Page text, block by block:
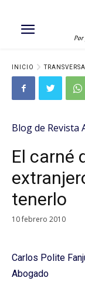
Por
INICIO
Blog de Revista
El carné
tenerlo
10 febrero 2010
Carlos Polite
Abogado